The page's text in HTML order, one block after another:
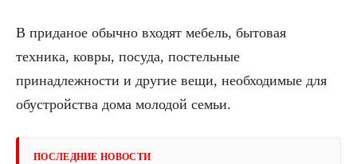
В приданое обычно входят мебель, бытовая
техника, ковры, посуда, постельные
принадлежности и другие вещи, необходимые для
обустройства дома молодой семьи.
ПОСЛЕДНИЕ НОВОСТИ